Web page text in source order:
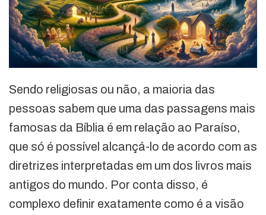
Sendo religiosas ou não, a maioria das
pessoas sabem que uma das passagens mais
famosas da Bíblia é em relação ao Paraíso,
que só é possível alcançá-lo de acordo com as
diretrizes interpretadas em um dos livros mais
antigos do mundo. Por conta disso, é
complexo definir exatamente como é a visão